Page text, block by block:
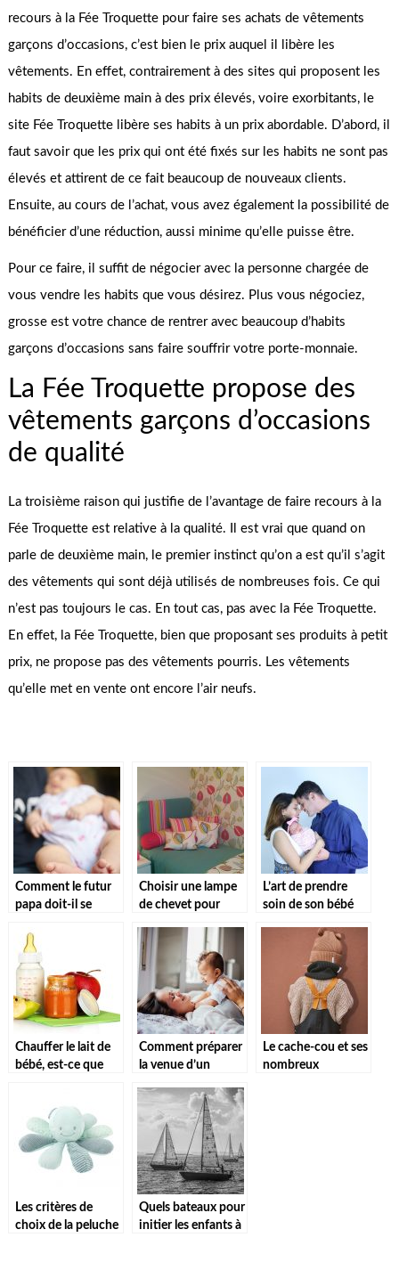
recours à la Fée Troquette pour faire ses achats de vêtements
garçons d’occasions, c’est bien le prix auquel il libère les
vêtements. En effet, contrairement à des sites qui proposent les
habits de deuxième main à des prix élevés, voire exorbitants, le
site Fée Troquette libère ses habits à un prix abordable. D’abord, il
faut savoir que les prix qui ont été fixés sur les habits ne sont pas
élevés et attirent de ce fait beaucoup de nouveaux clients.
Ensuite, au cours de l’achat, vous avez également la possibilité de
bénéficier d’une réduction, aussi minime qu’elle puisse être.
Pour ce faire, il suffit de négocier avec la personne chargée de
vous vendre les habits que vous désirez. Plus vous négociez,
grosse est votre chance de rentrer avec beaucoup d’habits
garçons d’occasions sans faire souffrir votre porte-monnaie.
La Fée Troquette propose des
vêtements garçons d’occasions
de qualité
La troisième raison qui justifie de l’avantage de faire recours à la
Fée Troquette est relative à la qualité. Il est vrai que quand on
parle de deuxième main, le premier instinct qu’on a est qu’il s’agit
des vêtements qui sont déjà utilisés de nombreuses fois. Ce qui
n’est pas toujours le cas. En tout cas, pas avec la Fée Troquette.
En effet, la Fée Troquette, bien que proposant ses produits à petit
prix, ne propose pas des vêtements pourris. Les vêtements
qu’elle met en vente ont encore l’air neufs.
Comment le futur
papa doit-il se
l’hôpital?
Choisir une lampe
de chevet pour
L’art de prendre
soin de son bébé
Chauffer le lait de
bébé, est-ce que
Comment préparer
la venue d’un
Le cache-cou et ses
nombreux
Les critères de
choix de la peluche
Quels bateaux pour
initier les enfants à